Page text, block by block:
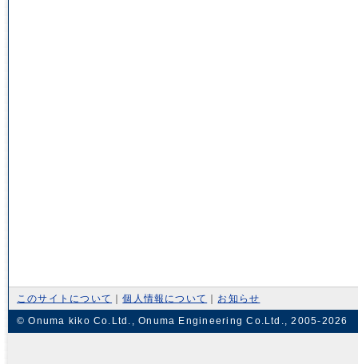
このサイトについて ｜個人情報について
お知らせ
© Onuma kiko Co.Ltd., Onuma Engineering Co.Ltd., 2005-2026